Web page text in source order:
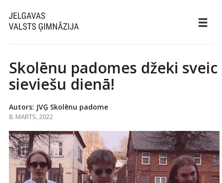
Skolēnu padomes džeki sveic
sieviešu dienā!
Autors: JVĢ Skolēnu padome
8. MARTS, 2022